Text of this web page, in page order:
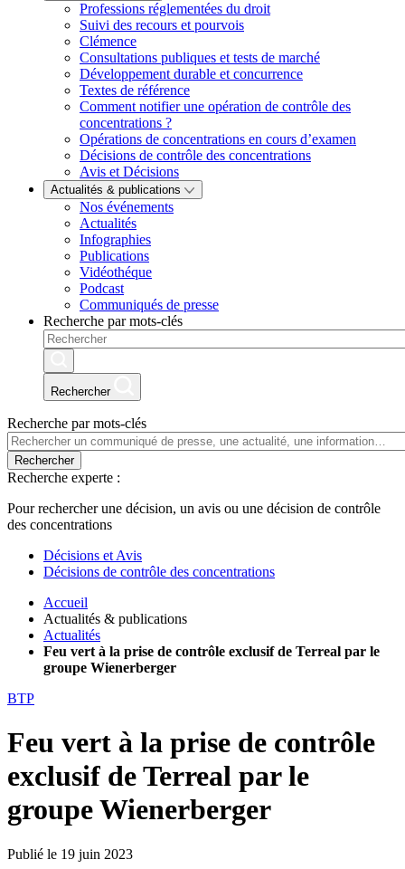
Professions réglementées du droit
Suivi des recours et pourvois
Clémence
Consultations publiques et tests de marché
Développement durable et concurrence
Textes de référence
Comment notifier une opération de contrôle des
concentrations ?
Opérations de concentrations en cours d’examen
Décisions de contrôle des concentrations
Avis et Décisions
Actualités & publications
Nos événements
Actualités
Infographies
Publications
Vidéothéque
Podcast
Communiqués de presse
Recherche par mots-clés
Rechercher
Recherche par mots-clés
Rechercher
Recherche experte :
Pour rechercher une décision, un avis ou une décision de contrôle
des concentrations
Décisions et Avis
Décisions de contrôle des concentrations
Accueil
Actualités & publications
Actualités
Feu vert à la prise de contrôle exclusif de Terreal par le
groupe Wienerberger
BTP
Feu vert à la prise de contrôle
exclusif de Terreal par le
groupe Wienerberger
Publié le 19 juin 2023